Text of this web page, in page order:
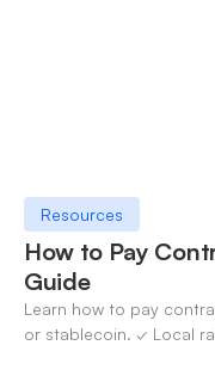
Resources
How to Pay
Guide
Learn how to pay
or stablecoin. ✓ Local